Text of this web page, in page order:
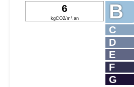
6
kgCO2/m².an B
C
D
E
F
G